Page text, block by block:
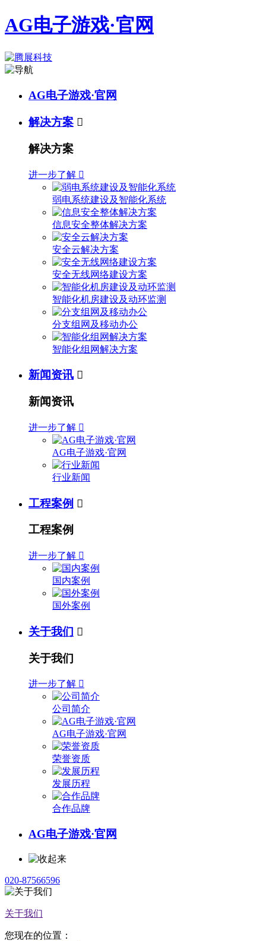
AG电子游戏·官网
AG电子游戏·官网
解决方案 
解决方案
进一步了解 
弱电系统建设及智能化系统
信息安全整体解决方案
安全云解决方案
安全无线网络建设方案
智能化机房建设及动环监测
分支组网及移动办公
智能化组网解决方案
新闻资讯 
新闻资讯
进一步了解 
AG电子游戏·官网
行业新闻
工程案例 
工程案例
进一步了解 
国内案例
国外案例
关于我们 
关于我们
进一步了解 
公司简介
AG电子游戏·官网
荣誉资质
发展历程
合作品牌
AG电子游戏·官网
020-87566596
关于我们
您现在的位置：